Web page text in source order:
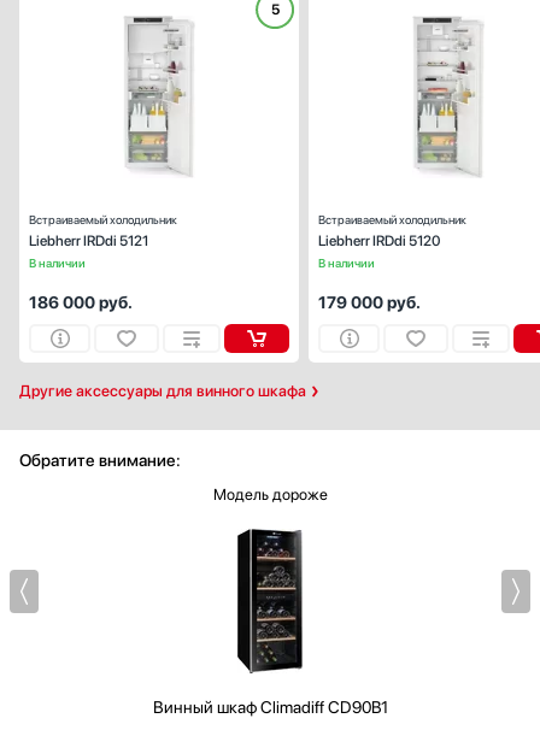
Другие аксессуары для винного шкафа
5
В наличии
Встраиваемый холодильник
Liebherr IRDdi 5121
холодильник с
186 000руб.
В наличии
Встраиваемый холодильник
Liebherr IRDdi 5120
179 000руб.
Обратите внимание:
Модель дороже
Винный шкафClimadiff CD90B1